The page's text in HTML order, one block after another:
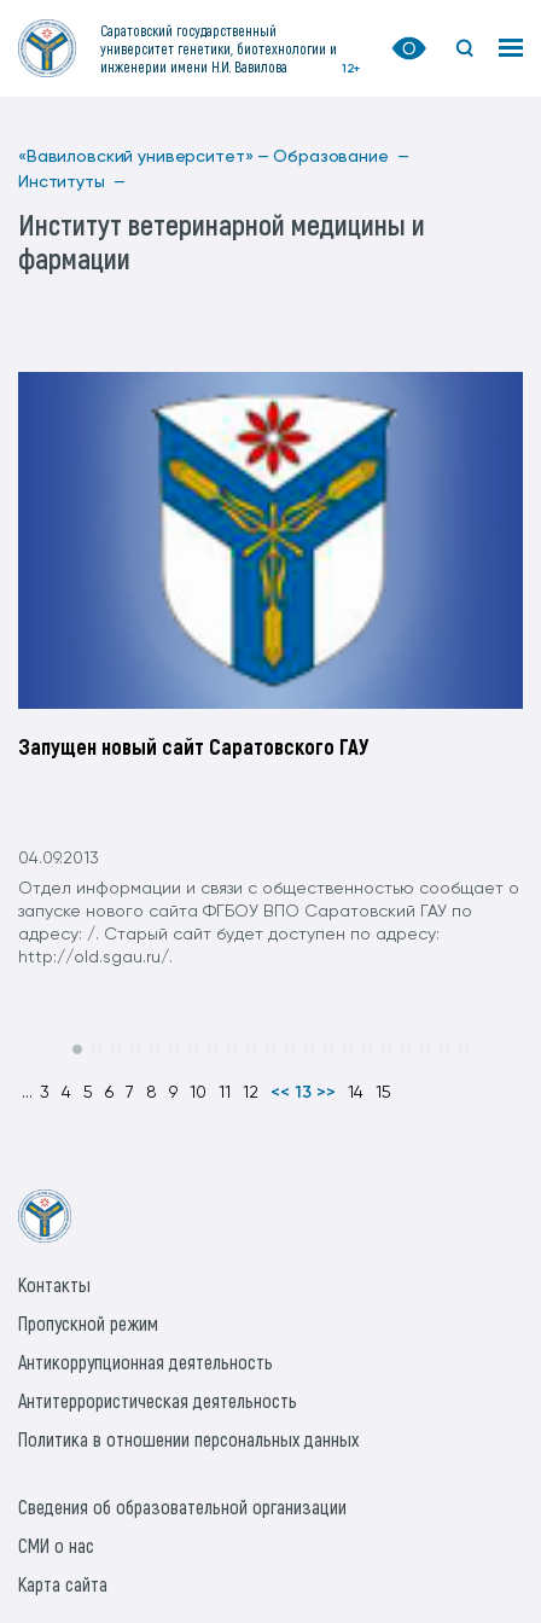
Саратовский государственный
университет генетики, биотехнологии и
инженерии имени Н.И. Вавилова
12+
«Вавиловский университет» — Образование —
Институты —
Институт ветеринарной медицины и
фармации
Запущен новый сайт Саратовского ГАУ
04.09.2013
Отдел информации и связи с общественностью сообщает о
запуске нового сайта ФГБОУ ВПО Саратовский ГАУ по
адресу: /. Старый сайт будет доступен по адресу:
http://old.sgau.ru/.
... 3 4 5 6 7 8 9 10 11 12 << 13 >> 14 15
Контакты
Пропускной режим
Антикоррупционная деятельность
Антитеррористическая деятельность
Политика в отношении персональных данных
Сведения об образовательной организации
СМИ о нас
Карта сайта